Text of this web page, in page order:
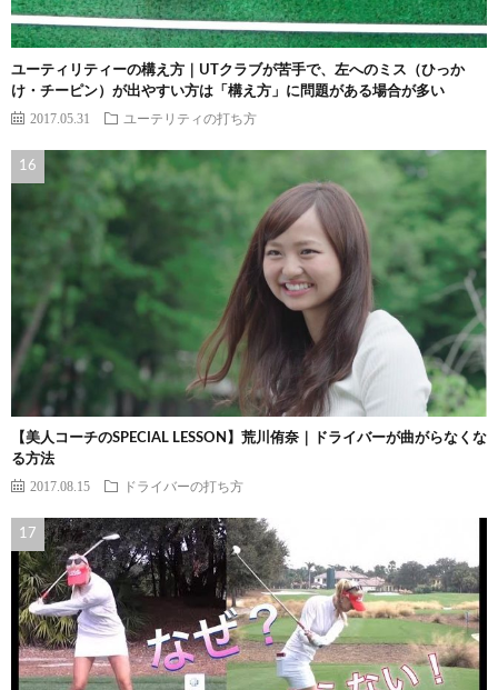
ユーティリティーの構え方｜UTクラブが苦手で、左へのミス（ひっか
け・チーピン）が出やすい方は「構え方」に問題がある場合が多い
2017.05.31 ユーテリティの打ち方
【美人コーチのSPECIAL LESSON】荒川侑奈｜ドライバーが曲がらなくな
る方法
2017.08.15 ドライバーの打ち方